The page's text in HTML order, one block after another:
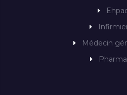
Médecin